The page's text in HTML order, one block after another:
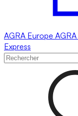
AGRA Europe AGRA
Express